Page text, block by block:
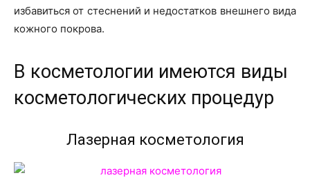
избавиться от стеснений и недостатков внешнего вида
кожного покрова.
В косметологии имеются виды
косметологических процедур
Лазерная косметология